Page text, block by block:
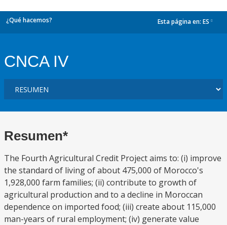
¿Qué hacemos? Esta página en: ES
CNCA IV
Resumen*
The Fourth Agricultural Credit Project aims to: (i) improve
the standard of living of about 475,000 of Morocco's
1,928,000 farm families; (ii) contribute to growth of
agricultural production and to a decline in Moroccan
dependence on imported food; (iii) create about 115,000
man-years of rural employment; (iv) generate value